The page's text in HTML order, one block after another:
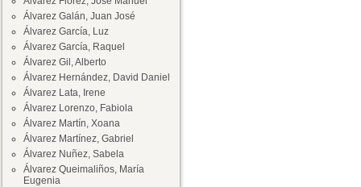
Álvarez Galán, Juan José
Álvarez García, Luz
Álvarez García, Raquel
Álvarez Gil, Alberto
Álvarez Hernández, David Daniel
Álvarez Lata, Irene
Álvarez Lorenzo, Fabiola
Álvarez Martín, Xoana
Álvarez Martínez, Gabriel
Álvarez Nuñez, Sabela
Álvarez Queimaliños, María
Eugenia